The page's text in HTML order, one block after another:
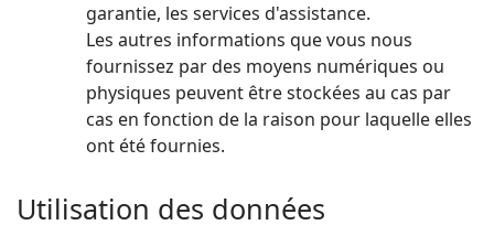
garantie, les services d'assistance.
Les autres informations que vous nous
fournissez par des moyens numériques ou
physiques peuvent être stockées au cas par
cas en fonction de la raison pour laquelle elles
ont été fournies.
Utilisation des données